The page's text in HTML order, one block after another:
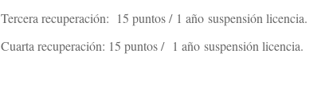
Tercera recuperación: 15 puntos / 1 año suspensión licencia.
Cuarta recuperación: 15 puntos / 1 año suspensión licencia.